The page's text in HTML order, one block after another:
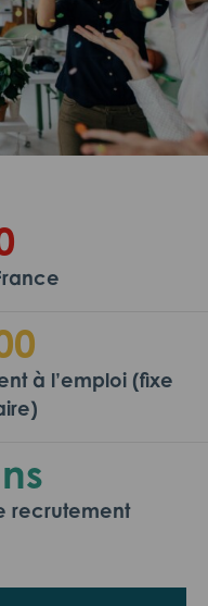
à l’emploi (fixe
recrutement